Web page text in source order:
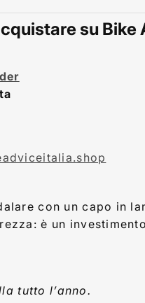
su Bike
con un capo in
è un
tutto l’anno.